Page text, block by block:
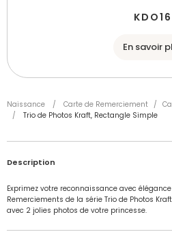
KDO16
En savoir
Naissance / Carte de Remerciement /
/
Trio de Photos Kraft, Rectangle Simple
Description
Exprimez votre reconnaissance avec
Remerciements de la série Trio de Photos
avec 2 jolies photos de votre princesse.